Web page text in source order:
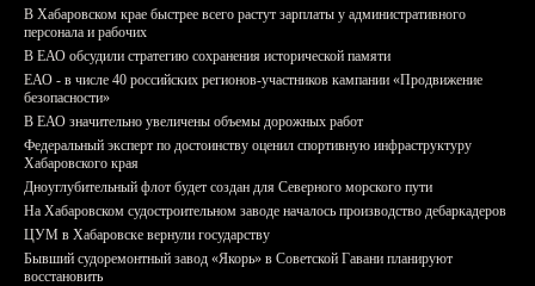
В Хабаровском крае быстрее всего растут зарплаты у административного
персонала и рабочих
В ЕАО обсудили стратегию сохранения исторической памяти
ЕАО - в числе 40 российских регионов-участников кампании «Продвижение
безопасности»
В ЕАО значительно увеличены объемы дорожных работ
Федеральный эксперт по достоинству оценил спортивную инфраструктуру
Хабаровского края
Дноуглубительный флот будет создан для Северного морского пути
На Хабаровском судостроительном заводе началось производство дебаркадеров
ЦУМ в Хабаровске вернули государству
Бывший судоремонтный завод «Якорь» в Советской Гавани планируют
восстановить